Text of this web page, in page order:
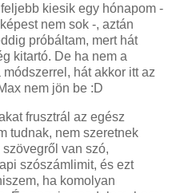
kiesik egy hónapom -
nem sok -, aztán
próbáltam, mert hát
kitartó. De ha nem a
hát akkor itt az
nem jön be :D
frusztrál az egész
tudnak, nem szeretnek
van szó,
szószámlimit, és ezt
ha komolyan